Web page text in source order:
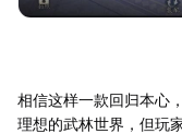
相信这样一款回归本心
理想的武林世界，但玩